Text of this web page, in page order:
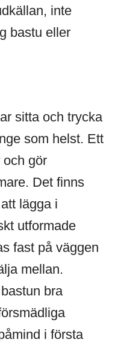
inte
bastu eller
sitta och trycka
som helst. Ett
gör
Det finns
lägga i
utformade
fast på väggen
mellan.
bra
i första